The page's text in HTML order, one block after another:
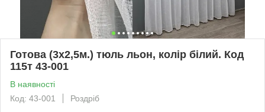
Готова (3х2,5м.) тюль льон, колір білий. Код
115т 43-001
В наявності
Код: 43-001
Роздріб